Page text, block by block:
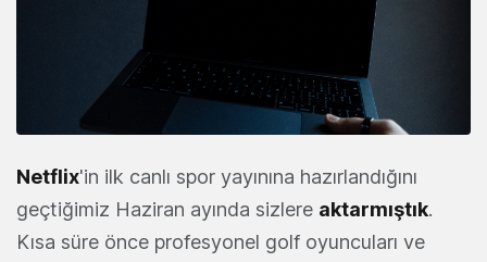
Netflix'in ilk canlı spor yayınına hazırlandığını
geçtiğimiz Haziran ayında sizlere aktarmıştık.
Kısa süre önce profesyonel golf oyuncuları ve